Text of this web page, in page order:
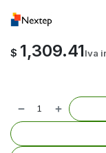
$ 1,309.41Iva